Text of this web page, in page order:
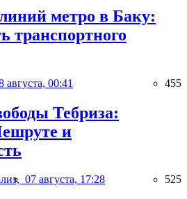
метро в Баку:
транспортного
августа, 00:41 455
Тебриза:
и
07 августа, 17:28 525